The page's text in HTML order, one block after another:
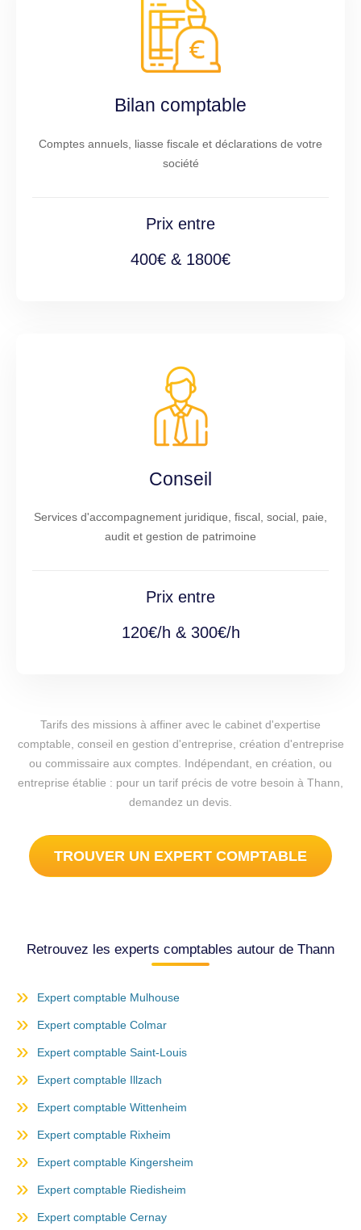
Bilan comptable
Comptes annuels, liasse fiscale et déclarations de votre
société
Prix entre
400€ & 1800€
Conseil
Services d'accompagnement juridique, fiscal, social, paie,
audit et gestion de patrimoine
Prix entre
120€/h & 300€/h
Tarifs des missions à affiner avec le cabinet d'expertise
comptable, conseil en gestion d'entreprise, création d'entreprise
ou commissaire aux comptes. Indépendant, en création, ou
entreprise établie : pour un tarif précis de votre besoin à Thann,
demandez un devis.
TROUVER UN EXPERT COMPTABLE
Retrouvez les experts comptables autour de Thann
Expert comptable Mulhouse
Expert comptable Colmar
Expert comptable Saint-Louis
Expert comptable Illzach
Expert comptable Wittenheim
Expert comptable Rixheim
Expert comptable Kingersheim
Expert comptable Riedisheim
Expert comptable Cernay